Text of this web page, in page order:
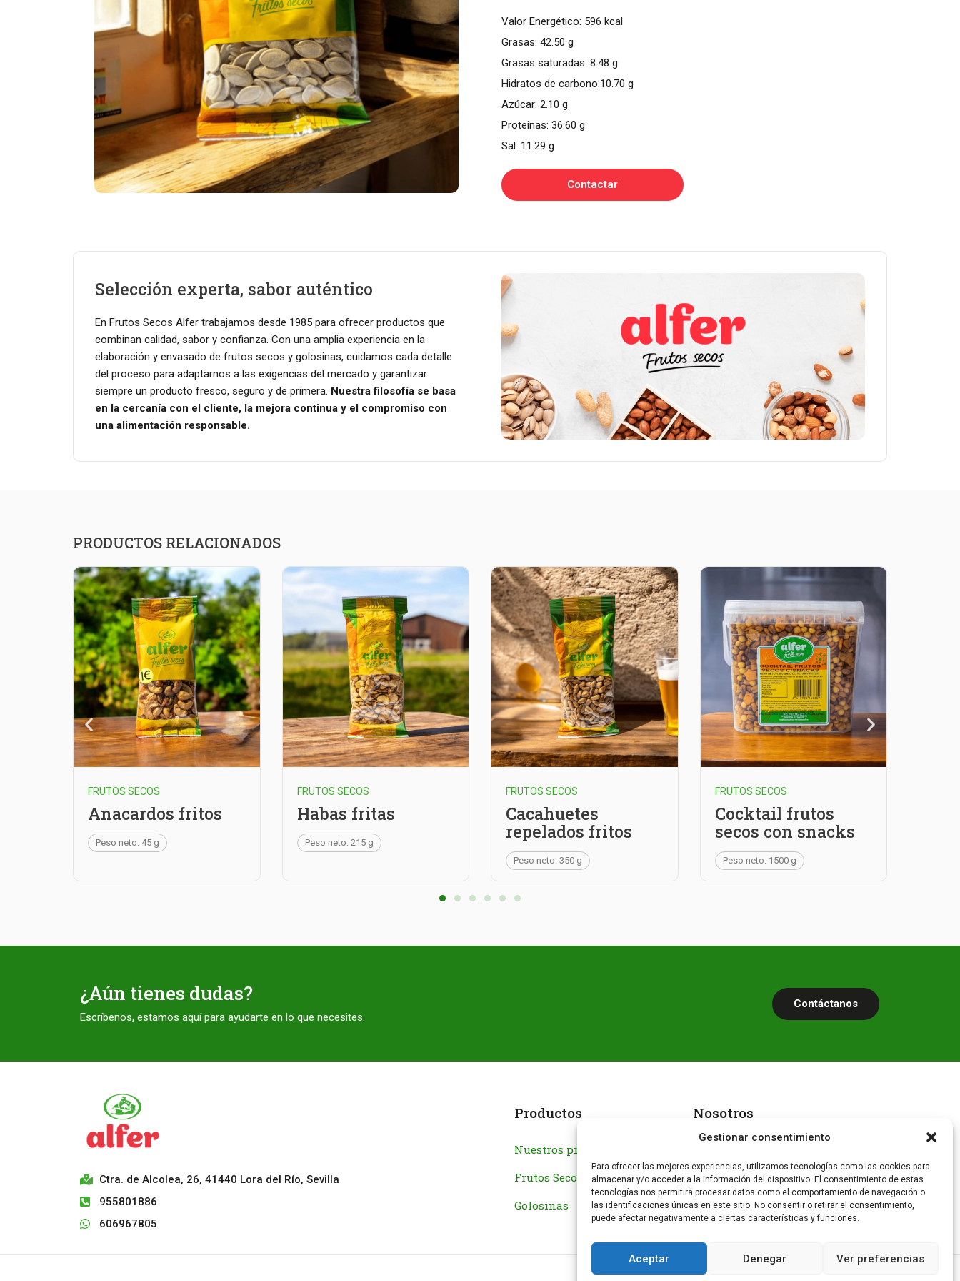
Gestionar consentimiento
Para ofrecer las mejores experiencias, utilizamos tecnologías como las cookies para
almacenar y/o acceder a la información del dispositivo. El consentimiento de estas
tecnologías nos permitirá procesar datos como el comportamiento de navegación o
las identificaciones únicas en este sitio. No consentir o retirar el consentimiento,
puede afectar negativamente a ciertas características y funciones.
Aceptar Denegar Ver preferencias
Valor Energético: 596 kcal
Grasas: 42.50 g
Grasas saturadas: 8.48 g
Hidratos de carbono:10.70 g
Azúcar: 2.10 g
Proteinas: 36.60 g
Sal: 11.29 g
Contactar
Selección experta, sabor auténtico
En Frutos Secos Alfer trabajamos desde 1985 para ofrecer productos que
combinan calidad, sabor y confianza. Con una amplia experiencia en la
elaboración y envasado de frutos secos y golosinas, cuidamos cada detalle
del proceso para adaptarnos a las exigencias del mercado y garantizar
siempre un producto fresco, seguro y de primera. Nuestra filosofía se basa
en la cercanía con el cliente, la mejora continua y el compromiso con
una alimentación responsable.
PRODUCTOS RELACIONADOS
FRUTOS SECOS
Anacardos fritos
Peso neto: 45 g
FRUTOS SECOS
Habas fritas
Peso neto: 215 g
FRUTOS SECOS
Cacahuetes
repelados fritos
Peso neto: 350 g
FRUTOS SECOS
Cocktail frutos
secos con snacks
Peso neto: 1500 g
¿Aún tienes dudas?
Escríbenos, estamos aquí para ayudarte en lo que necesites.
Contáctanos
Ctra. de Alcolea, 26, 41440 Lora del Río, Sevilla
955801886
606967805
Productos
Nuestros productos
Frutos Secos
Golosinas
Nosotros
¿Por qué Alfer?
Contacto